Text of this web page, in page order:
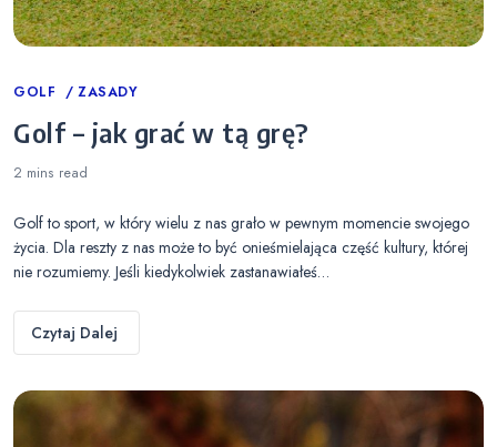
Categories
GOLF ZASADY
Golf – jak grać w tą grę?
2 mins read
Golf to sport, w który wielu z nas grało w pewnym momencie swojego
życia. Dla reszty z nas może to być onieśmielająca część kultury, której
nie rozumiemy. Jeśli kiedykolwiek zastanawiałeś…
Czytaj Dalej